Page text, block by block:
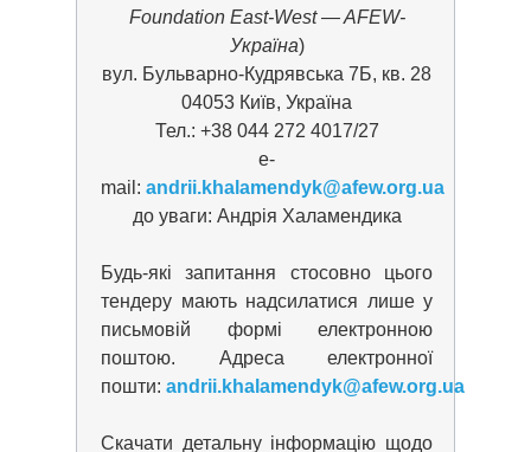
Foundation East-West — AFEW-
Україна)
вул. Бульварно-Кудрявська 7Б, кв. 28
04053 Київ, Україна
Тел.: +38 044 272 4017/27
e-
mail: andrii.khalamendyk@afew.org.ua
до уваги: Андрія Халамендика
Будь-які запитання стосовно цього
тендеру мають надсилатися лише у
письмовій формі електронною
поштою. Адреса електронної
пошти: andrii.khalamendyk@afew.org.ua
Скачати детальну інформацію щодо